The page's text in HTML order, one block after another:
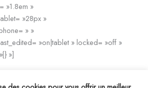
»1.8em »
»28px »
» »
»on|tablet » locked= »off »
»]